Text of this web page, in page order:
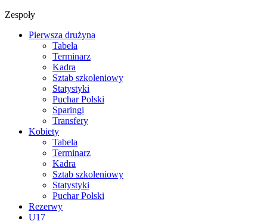
Zespoły
Pierwsza drużyna
Tabela
Terminarz
Kadra
Sztab szkoleniowy
Statystyki
Puchar Polski
Sparingi
Transfery
Kobiety
Tabela
Terminarz
Kadra
Sztab szkoleniowy
Statystyki
Puchar Polski
Rezerwy
U17